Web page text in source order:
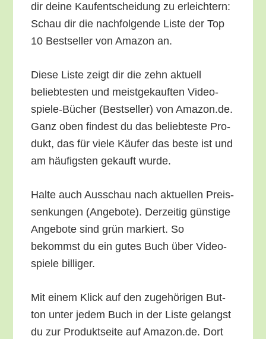
dir dei­ne Kauf­ent­schei­dung zu erleich­tern:
Schau dir die nach­fol­gen­de Lis­te der Top
10 Best­sel­ler von Ama­zon an.
Die­se Lis­te zeigt dir die zehn aktu­ell
belieb­tes­ten und meist­ge­kauf­ten Video­
spie­le-Bücher (Best­sel­ler) von Amazon.de.
Ganz oben fin­dest du das belieb­tes­te Pro­
dukt, das für vie­le Käu­fer das bes­te ist und
am häu­figs­ten gekauft wurde.
Hal­te auch Aus­schau nach aktu­el­len Preis­
sen­kun­gen (Ange­bo­te). Der­zei­tig güns­ti­ge
Ange­bo­te sind grün mar­kiert. So
bekommst du ein gutes Buch über Video­
spie­le billiger.
Mit einem Klick auf den zuge­hö­ri­gen But­
ton unter jedem Buch in der Lis­te gelangst
du zur Pro­dukt­sei­te auf Amazon.de. Dort